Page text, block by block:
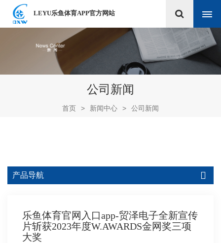
LEYU乐鱼体育APP官方网站
公司新闻
首页 > 新闻中心 > 公司新闻
产品导航
乐鱼体育官网入口app-贸泽电子全新宣传
片斩获2023年度W.AWARDS金网奖三项
大奖